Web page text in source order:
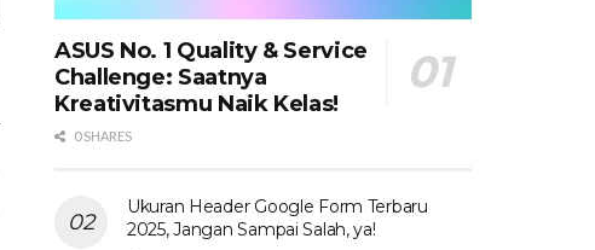
ASUS No. 1 Quality & Service
Challenge: Saatnya
Kreativitasmu Naik Kelas!
0 SHARES
Ukuran Header Google Form Terbaru
2025, Jangan Sampai Salah, ya!